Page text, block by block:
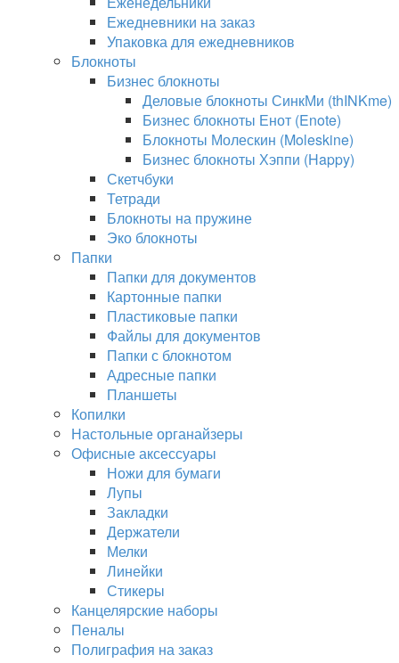
Ежедневники на заказ
Упаковка для ежедневников
Блокноты
Бизнес блокноты
Деловые блокноты СинкМи (thINKme)
Бизнес блокноты Енот (Enote)
Блокноты Молескин (Moleskine)
Бизнес блокноты Хэппи (Happy)
Скетчбуки
Тетради
Блокноты на пружине
Эко блокноты
Папки
Папки для документов
Картонные папки
Пластиковые папки
Файлы для документов
Папки с блокнотом
Адресные папки
Планшеты
Копилки
Настольные органайзеры
Офисные аксессуары
Ножи для бумаги
Лупы
Закладки
Держатели
Мелки
Линейки
Стикеры
Канцелярские наборы
Пеналы
Полиграфия на заказ